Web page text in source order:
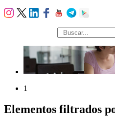
búsqueda
1
Elementos filtrados